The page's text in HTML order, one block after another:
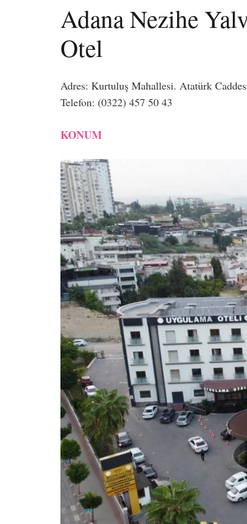
Adana Nezihe
Otel
Adres: Kurtuluş Mahallesi. Atatürk
Telefon: (0322) 457 50 43
KONUM